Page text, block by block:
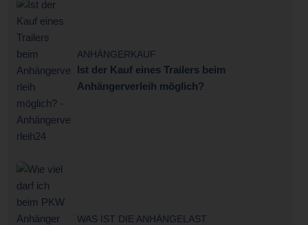
ANHÄNGERKAUF
Ist der Kauf eines Trailers beim
Anhängerverleih möglich?
WAS IST DIE ANHÄNGELAST